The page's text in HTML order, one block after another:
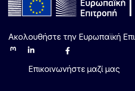
Ακολουθήστε την Ευρωπαϊκή
MastodonLinkedInBlueskyFacebook
Επικοινωνήστε μαζί μας